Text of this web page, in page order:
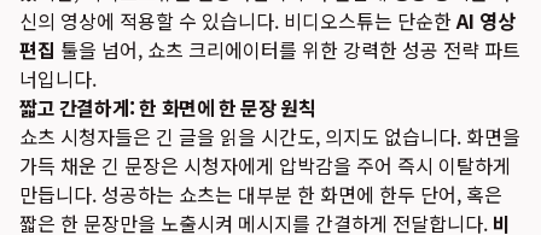
신의 영상에 적용할 수 있습니다. 비디오스튜는 단순한AI 영상
편집 툴을 넘어, 쇼츠 크리에이터를 위한 강력한 성공 전략 파트
너입니다.
짧고 간결하게: 한 화면에 한 문장 원칙
쇼츠 시청자들은 긴 글을 읽을 시간도, 의지도 없습니다. 화면을
가득 채운 긴 문장은 시청자에게 압박감을 주어 즉시 이탈하게
만듭니다. 성공하는 쇼츠는 대부분 한 화면에 한두 단어, 혹은
짧은 한 문장만을 노출시켜 메시지를 간결하게 전달합니다. 비